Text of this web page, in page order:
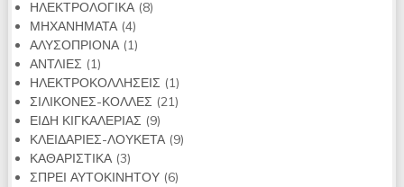
προϊόντα
ΗΛΕΚΤΡΟΛΟΓΙΚΑ 88
ΜΗΧΑΝΗΜΑΤΑ 44
προϊόντα
ΑΛΥΣΟΠΡΙΟΝΑ 11
ΑΝΤΛΙΕΣ 11
προϊόν
ΗΛΕΚΤΡΟΚΟΛΛΗΣΕΙΣ 11
προϊόν
ΣΙΛΙΚΟΝΕΣ-ΚΟΛΛΕΣ 2121
ΕΙΔΗ ΚΙΓΚΑΛΕΡΙΑΣ 99
προϊόντα
ΚΛΕΙΔΑΡΙΕΣ-ΛΟΥΚΕΤΑ 99
ΚΑΘΑΡΙΣΤΙΚΑ 33
προϊόντα
ΣΠΡΕΙ ΑΥΤΟΚΙΝΗΤΟΥ 66